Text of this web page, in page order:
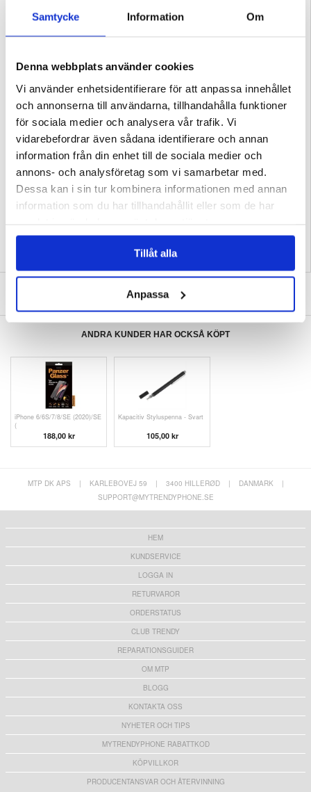
Samtycke Information Om
Denna webbplats använder cookies
Vi använder enhetsidentifierare för att anpassa innehållet
och annonserna till användarna, tillhandahålla funktioner
för sociala medier och analysera vår trafik. Vi
vidarebefordrar även sådana identifierare och annan
information från din enhet till de sociala medier och
annons- och analysföretag som vi samarbetar med.
Dessa kan i sin tur kombinera informationen med annan
information som du har tillhandahållit eller som de har
Tillåt alla
Anpassa
Inkl. Display Glas, Touch Screen
Förpackning:
Reparation:
Om du inte vill reparera en enhet på egen hand, kan vi göra det åt dig. Våra
duktiga tekniker har reparerat tusentals telefoner och, med detta i åtanke, kan
vi garantera att enheten kommer att fungera perfekt igen. Vi utför reparationer i
vår egen verkstad, d.v.s. vi skickar inte din telefon till ett annat serviceställe.
Det innebär att vi erbjuder den snabbaste och billigaste tjänsten på marknaden.
Följ länken nedan och läs mer:
Samsung Galaxy S22 5G LCD-display & Pekskärm Reparation
EAN: 5712579983572
Relaterade kategorier:
Mobiltillbehör , Samsung Skal & Tillbehör
Samsung
Galaxy S22 5G Skal & Tillbehör
ANDRA KUNDER HAR OCKSÅ KÖPT
iPhone 6/6S/7/8/SE (2020)/SE
(
188,00 kr
Kapacitiv Styluspenna - Svart
105,00 kr
MTP DK APS | KARLEBOVEJ 59 | 3400 HILLERØD | DANMARK
|
SUPPORT@MYTRENDYPHONE.SE
HEM
KUNDSERVICE
LOGGA IN
RETURVAROR
ORDERSTATUS
CLUB TRENDY
REPARATIONSGUIDER
OM MTP
BLOGG
KONTAKTA OSS
NYHETER OCH TIPS
MYTRENDYPHONE RABATTKOD
KÖPVILLKOR
PRODUCENTANSVAR OCH ÅTERVINNING